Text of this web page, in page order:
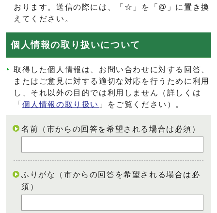
おります。送信の際には、「☆」を「@」に置き換
えてください。
個人情報の取り扱いについて
取得した個人情報は、お問い合わせに対する回答、
またはご意見に対する適切な対応を行うために利用
し、それ以外の目的では利用しません（詳しくは
「 個人情報の取り扱い 」をご覧ください）。
名前（市からの回答を希望される場合は必須）
ふりがな（市からの回答を希望される場合は必
須）